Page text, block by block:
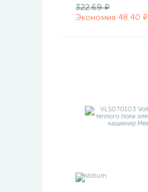
322.69 ₽
Экономия 48.40 ₽